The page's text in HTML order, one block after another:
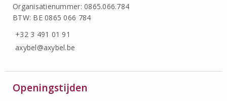
Organisatienummer: 0865.066.784
BTW: BE 0865 066 784
+32 3 491 01 91
axybel@axybel.be
Openingstijden